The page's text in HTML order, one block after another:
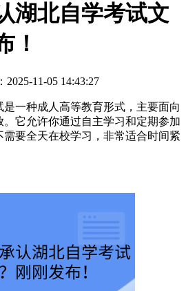
湖北自学考试文
！
2025-11-05 14:43:27
一种成人高等教育形式，主要面向
它允许你通过自主学习和定期参加
要全天在校学习，非常适合时间紧